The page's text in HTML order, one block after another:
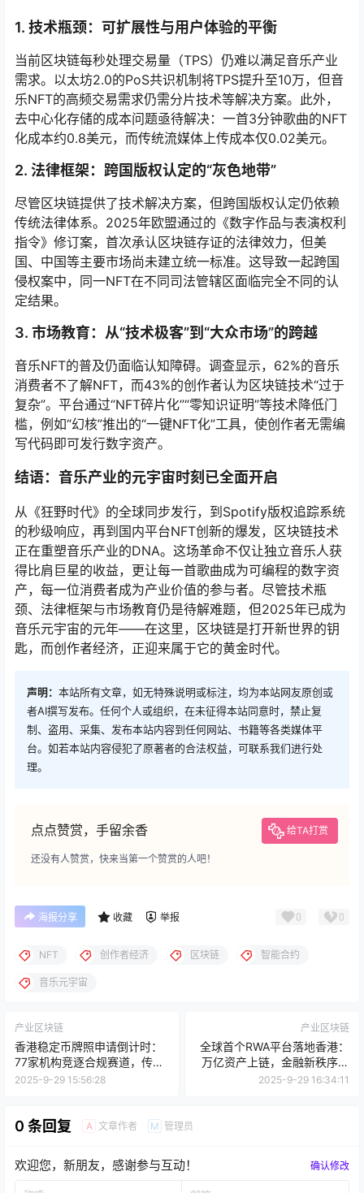
1. 技术瓶颈：可扩展性与用户体验的平衡
当前区块链每秒处理交易量（TPS）仍难以满足音乐产业
需求。以太坊2.0的PoS共识机制将TPS提升至10万，但音
乐NFT的高频交易需求仍需分片技术等解决方案。此外，
去中心化存储的成本问题亟待解决：一首3分钟歌曲的NFT
化成本约0.8美元，而传统流媒体上传成本仅0.02美元。
2. 法律框架：跨国版权认定的“灰色地带”
尽管区块链提供了技术解决方案，但跨国版权认定仍依赖
传统法律体系。2025年欧盟通过的《数字作品与表演权利
指令》修订案，首次承认区块链存证的法律效力，但美
国、中国等主要市场尚未建立统一标准。这导致一起跨国
侵权案中，同一NFT在不同司法管辖区面临完全不同的认
定结果。
3. 市场教育：从“技术极客”到“大众市场”的跨越
音乐NFT的普及仍面临认知障碍。调查显示，62%的音乐
消费者不了解NFT，而43%的创作者认为区块链技术“过于
复杂”。平台通过“NFT碎片化”“零知识证明”等技术降低门
槛，例如“幻核”推出的“一键NFT化”工具，使创作者无需编
写代码即可发行数字资产。
结语：音乐产业的元宇宙时刻已全面开启
从《狂野时代》的全球同步发行，到Spotify版权追踪系统
的秒级响应，再到国内平台NFT创新的爆发，区块链技术
正在重塑音乐产业的DNA。这场革命不仅让独立音乐人获
得比肩巨星的收益，更让每一首歌曲成为可编程的数字资
产，每一位消费者成为产业价值的参与者。尽管技术瓶
颈、法律框架与市场教育仍是待解难题，但2025年已成为
音乐元宇宙的元年——在这里，区块链是打开新世界的钥
匙，而创作者经济，正迎来属于它的黄金时代。
声明： 本站所有文章，如无特殊说明或标注，均为本站网友原创或
者AI撰写发布。任何个人或组织，在未征得本站同意时，禁止复
制、盗用、采集、发布本站内容到任何网站、书籍等各类媒体平
台。如若本站内容侵犯了原著者的合法权益，可联系我们进行处
理。
点点赞赏，手留余香 给TA打赏
还没有人赞赏，快来当第一个赞赏的人吧！
海报分享 收藏 举报 0 0
NFT 创作者经济 区块链 智能合约
音乐元宇宙
产业区块链
香港稳定币牌照申请倒计时：
77家机构竞逐合规赛道，传统
金融与科技巨头短兵相接
2025-9-29 15:56:28
产业区块链
全球首个RWA平台落地香港：
万亿资产上链，金融新秩序开
启
2025-9-29 16:34:11
0 条回复 A 文章作者 M 管理员
欢迎您，新朋友，感谢参与互动！ 确认修改